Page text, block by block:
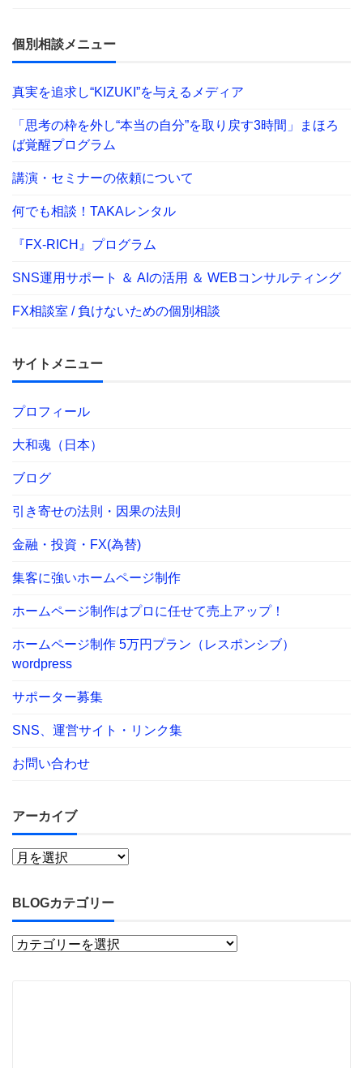
個別相談メニュー
真実を追求し“KIZUKI”を与えるメディア
「思考の枠を外し“本当の自分”を取り戻す3時間」まほろ
ば覚醒プログラム
講演・セミナーの依頼について
何でも相談！TAKAレンタル
『FX-RICH』プログラム
SNS運用サポート ＆ AIの活用 ＆ WEBコンサルティング
FX相談室 / 負けないための個別相談
サイトメニュー
プロフィール
大和魂（日本）
ブログ
引き寄せの法則・因果の法則
金融・投資・FX(為替)
集客に強いホームページ制作
ホームページ制作はプロに任せて売上アップ！
ホームページ制作 5万円プラン（レスポンシブ）
wordpress
サポーター募集
SNS、運営サイト・リンク集
お問い合わせ
アーカイブ
BLOGカテゴリー